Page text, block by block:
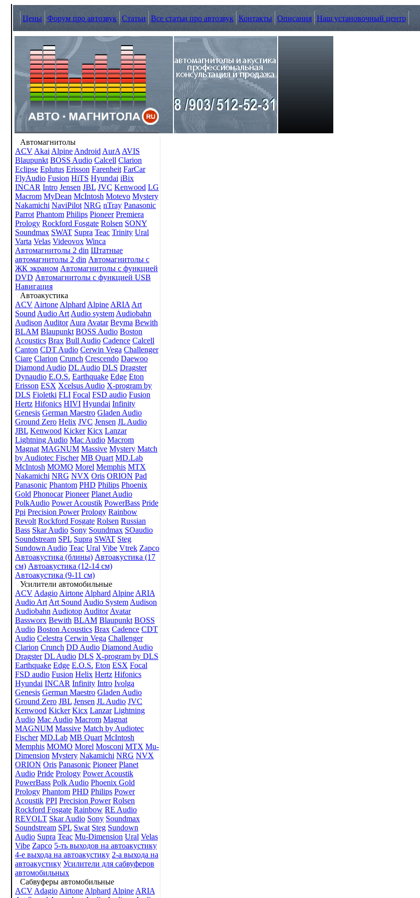
Цены Форум про автозвук Статьи Все статьи про автозвук Контакты Описания Наш установочный центр
Автомагнитолы
ACV Akai Alpine Android AurA AVIS
Blaupunkt BOSS Audio Calcell Clarion
Eclipse Eplutus Erisson Farenheit FarCar
FlyAudio Fusion HiTS Hyundai iBix
INCAR Intro Jensen JBL JVC Kenwood LG
Macrom MyDean McIntosh Motevo Mystery
Nakamichi NaviPilot NRG nTray Panasonic
Parrot Phantom Philips Pioneer Premiera
Prology Rockford Fosgate Rolsen SONY
Soundmax SWAT Supra Teac Trinity Ural
Varta Velas Videovox Winca
Автомагнитолы 2 din Штатные
автомагнитолы 2 din Автомагнитолы с
ЖК экраном Автомагнитолы с функцией
DVD Автомагнитолы с функцией USB
Навигация
Автоакустика
ACV Airtone Alphard Alpine ARIA Art
Sound Audio Art Audio system Audiobahn
Audison Auditor Aura Avatar Beyma Bewith
BLAM Blaupunkt BOSS Audio Boston
Acoustics Brax Bull Audio Cadence Calcell
Canton CDT Audio Cerwin Vega Challenger
Ciare Clarion Crunch Crescendo Daewoo
Diamond Audio DL Audio DLS Dragster
Dynaudio E.O.S. Earthquake Edge Eton
Erisson ESX Xcelsus Audio X-program by
DLS Fioletki FLI Focal FSD audio Fusion
Hertz Hifonics HIVI Hyundai Infinity
Genesis German Maestro Gladen Audio
Ground Zero Helix JVC Jensen JL Audio
JBL Kenwood Kicker Kicx Lanzar
Lightning Audio Mac Audio Macrom
Magnat MAGNUM Massive Mystery Match
by Audiotec Fischer MB Quart MD.Lab
McIntosh MOMO Morel Memphis MTX
Nakamichi NRG NVX Oris ORION Pad
Panasonic Phantom PHD Philips Phoenix
Gold Phonocar Pioneer Planet Audio
PolkAudio Power Acoustik PowerBass Pride
Ppi Precision Power Prology Rainbow
Revolt Rockford Fosgate Rolsen Russian
Bass Skar Audio Sony Soundmax SOaudio
Soundstream SPL Supra SWAT Steg
Sundown Audio Teac Ural Vibe Vtrek Zapco
Автоакустика (блины) Автоакустика (17
см) Автоакустика (12-14 см)
Автоакустика (9-11 см)
Усилители автомобильные
ACV Adagio Airtone Alphard Alpine ARIA
Audio Art Art Sound Audio System Audison
Audiobahn Audiotop Auditor Avatar
Bassworx Bewith BLAM Blaupunkt BOSS
Audio Boston Acoustics Brax Cadence CDT
Audio Celestra Cerwin Vega Challenger
Clarion Crunch DD Audio Diamond Audio
Dragster DL Audio DLS X-program by DLS
Earthquake Edge E.O.S. Eton ESX Focal
FSD audio Fusion Helix Hertz Hifonics
Hyundai INCAR Infinity Intro Ivolga
Genesis German Maestro Gladen Audio
Ground Zero JBL Jensen JL Audio JVC
Kenwood Kicker Kicx Lanzar Lightning
Audio Mac Audio Macrom Magnat
MAGNUM Massive Match by Audiotec
Fischer MD.Lab MB Quart McIntosh
Memphis MOMO Morel Mosconi MTX Mu-
Dimension Mystery Nakamichi NRG NVX
ORION Oris Panasonic Pioneer Planet
Audio Pride Prology Power Acoustik
PowerBass Polk Audio Phoenix Gold
Prology Phantom PHD Philips Power
Acoustik PPI Precision Power Rolsen
Rockford Fosgate Rainbow RE Audio
REVOLT Skar Audio Sony Soundmax
Soundstream SPL Swat Steg Sundown
Audio Supra Teac Mu-Dimension Ural Velas
Vibe Zapco 5-ть выходов на автоакустику
4-е выхода на автоакустику 2-а выхода на
автоакустику Усилители для сабвуферов
автомобильных
Сабвуферы автомобильные
ACV Adagio Airtone Alphard Alpine ARIA